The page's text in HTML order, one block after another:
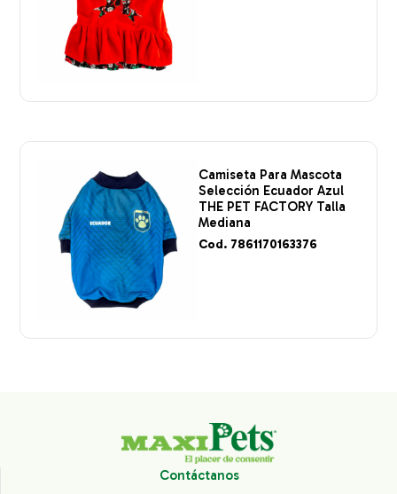
Camiseta Para Mascota
Selección Ecuador Azul
THE PET FACTORY Talla
Mediana
Cod. 7861170163376
Contáctanos